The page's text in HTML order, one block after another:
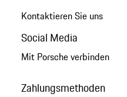
Kontaktieren Sie uns
Social Media
Mit Porsche verbinden
Zahlungsmethoden